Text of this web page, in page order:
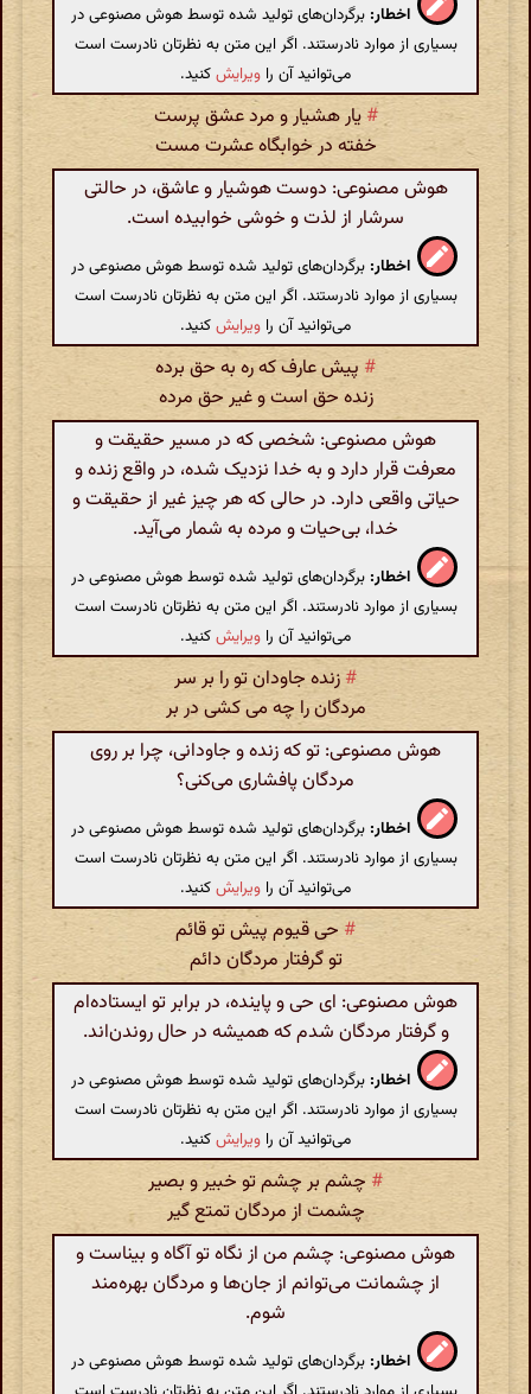
اخطار: برگردان‌های تولید شده توسط هوش مصنوعی در
بسیاری از موارد نادرستند. اگر این متن به نظرتان نادرست است
می‌توانید آن را ویرایشکنید.
# یار هشیار و مرد عشق پرست
خفته در خوابگاه عشرت مست
هوش مصنوعی: دوست هوشیار و عاشق، در حالتی
سرشار از لذت و خوشی خوابیده است.
اخطار: برگردان‌های تولید شده توسط هوش مصنوعی در
بسیاری از موارد نادرستند. اگر این متن به نظرتان نادرست است
می‌توانید آن را ویرایشکنید.
# پیش عارف که ره به حق برده
زنده حق است و غیر حق مرده
هوش مصنوعی: شخصی که در مسیر حقیقت و
معرفت قرار دارد و به خدا نزدیک شده، در واقع زنده و
حیاتی واقعی دارد. در حالی که هر چیز غیر از حقیقت و
خدا، بی‌حیات و مرده به شمار می‌آید.
اخطار: برگردان‌های تولید شده توسط هوش مصنوعی در
بسیاری از موارد نادرستند. اگر این متن به نظرتان نادرست است
می‌توانید آن را ویرایشکنید.
# زنده جاودان تو را بر سر
مردگان را چه می کشی در بر
هوش مصنوعی: تو که زنده و جاودانی، چرا بر روی
مردگان پافشاری می‌کنی؟
اخطار: برگردان‌های تولید شده توسط هوش مصنوعی در
بسیاری از موارد نادرستند. اگر این متن به نظرتان نادرست است
می‌توانید آن را ویرایشکنید.
# حی قیوم پیش تو قائم
تو گرفتار مردگان دائم
هوش مصنوعی: ای حی و پاینده، در برابر تو ایستاده‌ام
و گرفتار مردگان شدم که همیشه در حال روندن‌اند.
اخطار: برگردان‌های تولید شده توسط هوش مصنوعی در
بسیاری از موارد نادرستند. اگر این متن به نظرتان نادرست است
می‌توانید آن را ویرایشکنید.
# چشم بر چشم تو خبیر و بصیر
چشمت از مردگان تمتع گیر
هوش مصنوعی: چشم من از نگاه تو آگاه و بیناست و
از چشمانت می‌توانم از جان‌ها و مردگان بهره‌مند
شوم.
اخطار: برگردان‌های تولید شده توسط هوش مصنوعی در